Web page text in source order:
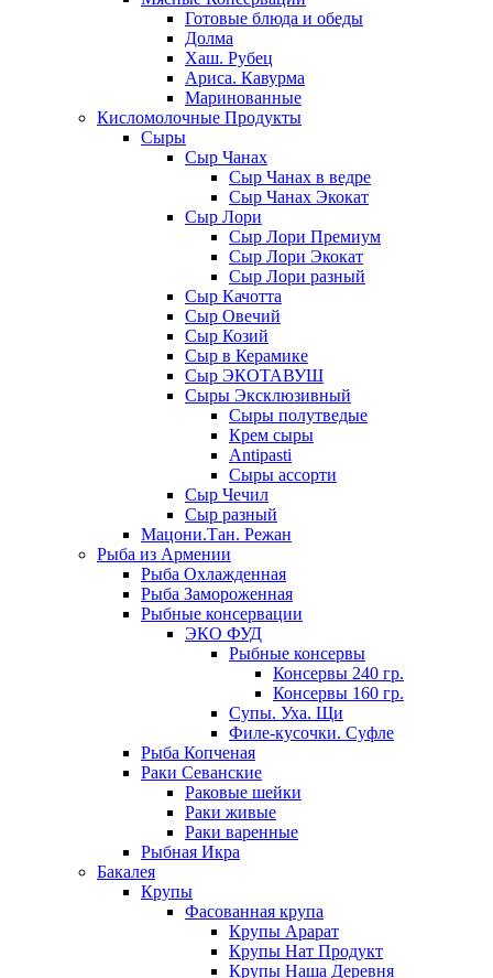
Готовые блюда и обеды
Долма
Хаш. Рубец
Ариса. Кавурма
Маринованные
Кисломолочные Продукты
Сыры
Сыр Чанах
Сыр Чанах в ведре
Сыр Чанах Экокат
Сыр Лори
Сыр Лори Премиум
Сыр Лори Экокат
Сыр Лори разный
Сыр Качотта
Сыр Овечий
Сыр Козий
Сыр в Керамике
Сыр ЭКОТАВУШ
Сыры Эксклюзивный
Сыры полутведые
Крем сыры
Antipasti
Сыры ассорти
Сыр Чечил
Сыр разный
Мацони.Тан. Режан
Рыба из Армении
Рыба Охлажденная
Рыба Замороженная
Рыбные консервации
ЭКО ФУД
Рыбные консервы
Консервы 240 гр.
Консервы 160 гр.
Супы. Уха. Щи
Филе-кусочки. Суфле
Рыба Копченая
Раки Севанские
Раковые шейки
Раки живые
Раки варенные
Рыбная Икра
Бакалея
Крупы
Фасованная крупа
Крупы Арарат
Крупы Нат Продукт
Крупы Наша Деревня